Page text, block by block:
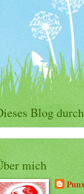
Blog
mich